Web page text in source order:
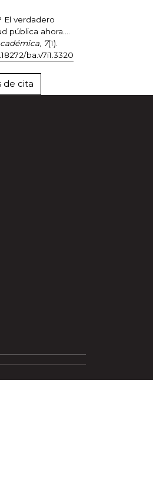
El verdadero
pública ahora….
7(1).
ba.v7i1.3320
de cita